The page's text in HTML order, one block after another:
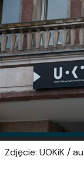
Zdjęcie: UOKiK /